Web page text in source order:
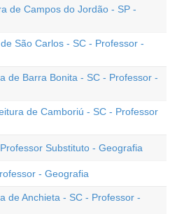
de Campos do Jordão - SP -
São Carlos - SC - Professor -
de Barra Bonita - SC - Professor -
de Camboriú - SC - Professor
Substituto - Geografia
- Geografia
de Anchieta - SC - Professor -